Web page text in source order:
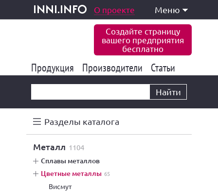
inni.info
и услуги О проекте Меню
Создайте страницу
вашего предприятия
бесплатно
Продукция 177 847
Производители 6 777
Статьи
Найти
Разделы каталога
металл 1104
сплавы металлов
цветные металлы 65
висмут